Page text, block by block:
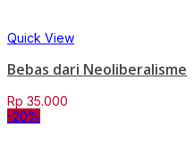
Quick View
Bebas dari Neoliberalisme
Rp 35.000
-20%